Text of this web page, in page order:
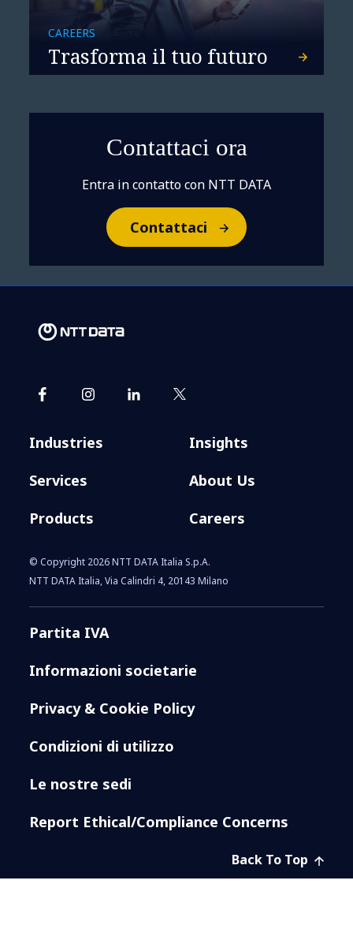
CAREERS
Trasforma il tuo futuro
Contattaci ora
Entra in contatto con NTT DATA
Contattaci
Industries
Services
Products
Insights
About Us
Careers
© Copyright 2026 NTT DATA Italia S.p.A.
NTT DATA Italia, Via Calindri 4, 20143 Milano
Partita IVA
Informazioni societarie
Privacy & Cookie Policy
Condizioni di utilizzo
Le nostre sedi
Report Ethical/Compliance Concerns
Back To Top